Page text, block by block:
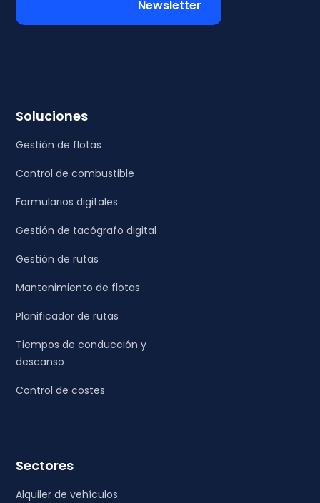
Newsletter
Soluciones
Gestión de flotas
Control de combustible
Formularios digitales
Gestión de tacógrafo digital
Gestión de rutas
Mantenimiento de flotas
Planificador de rutas
Tiempos de conducción y
descanso
Control de costes
Sectores
Alquiler de vehículos